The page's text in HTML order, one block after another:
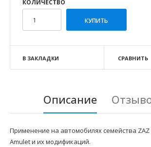
КОЛИЧЕСТВО
В ЗАКЛАДКИ СРАВНИТЬ
Описание
Применение на автомобилях семейства ZAZ
Amulet и их модификаций.